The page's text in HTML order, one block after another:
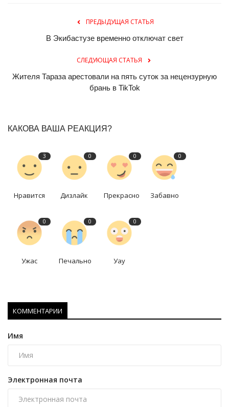
ПРЕДЫДУЩАЯ СТАТЬЯ
В Экибастузе временно отключат свет
СЛЕДУЮЩАЯ СТАТЬЯ
Жителя Тараза арестовали на пять суток за нецензурную
брань в TikTok
КАКОВА ВАША РЕАКЦИЯ?
3
Нравится
0
Дизлайк
0
Прекрасно
0
Забавно
0
Ужас
0
Печально
0
Уау
КОММЕНТАРИИ
Имя
Электронная почта